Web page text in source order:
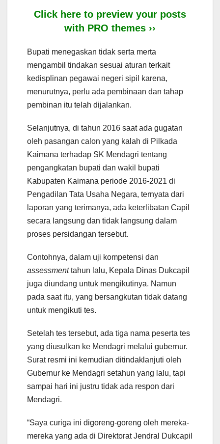
Click here to preview your posts
with PRO themes ››
Bupati menegaskan tidak serta merta
mengambil tindakan sesuai aturan terkait
kedisplinan pegawai negeri sipil karena,
menurutnya, perlu ada pembinaan dan tahap
pembinan itu telah dijalankan.
Selanjutnya, di tahun 2016 saat ada gugatan
oleh pasangan calon yang kalah di Pilkada
Kaimana terhadap SK Mendagri tentang
pengangkatan bupati dan wakil bupati
Kabupaten Kaimana periode 2016-2021 di
Pengadilan Tata Usaha Negara, ternyata dari
laporan yang terimanya, ada keterlibatan Capil
secara langsung dan tidak langsung dalam
proses persidangan tersebut.
Contohnya, dalam uji kompetensi dan
assessmenttahun lalu, Kepala Dinas Dukcapil
juga diundang untuk mengikutinya. Namun
pada saat itu, yang bersangkutan tidak datang
untuk mengikuti tes.
Setelah tes tersebut, ada tiga nama peserta tes
yang diusulkan ke Mendagri melalui gubernur.
Surat resmi ini kemudian ditindaklanjuti oleh
Gubernur ke Mendagri setahun yang lalu, tapi
sampai hari ini justru tidak ada respon dari
Mendagri.
“Saya curiga ini digoreng-goreng oleh mereka-
mereka yang ada di Direktorat Jendral Dukcapil